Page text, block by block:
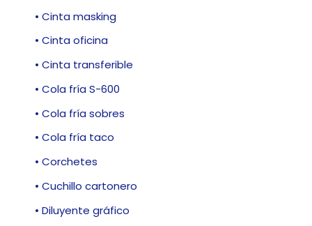
• Cinta masking
• Cinta oficina
• Cinta transferible
• Cola fría S-600
• Cola fría sobres
• Cola fría taco
• Corchetes
• Cuchillo cartonero
• Diluyente gráfico